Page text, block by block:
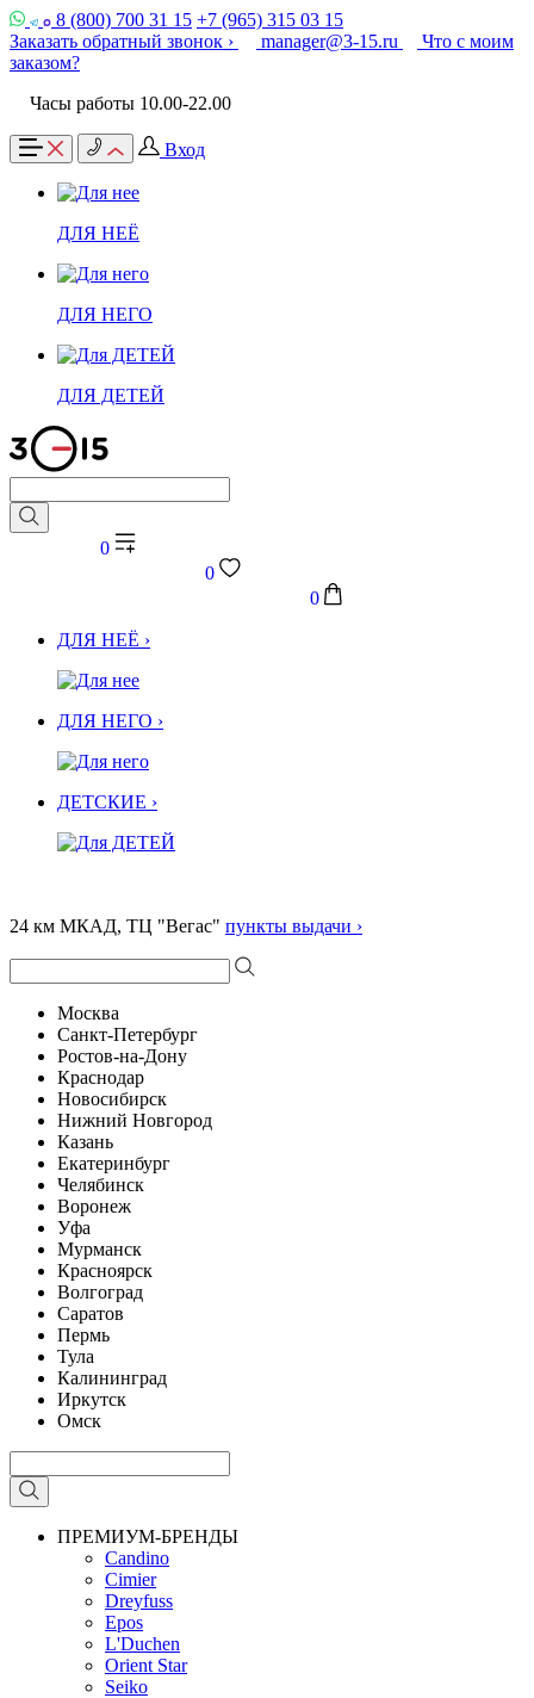
8 (800) 700 31 15 +7 (965) 315 03 15
Заказать обратный звонок ›
manager@3-15.ru
Что с моим
заказом?
Часы работы 10.00-22.00
Вход
ДЛЯ НЕЁ
ДЛЯ НЕГО
ДЛЯ ДЕТЕЙ
0
0
0
ДЛЯ НЕЁ ›
ДЛЯ НЕГО ›
ДЕТСКИЕ ›
24 км МКАД, ТЦ "Вегас" пункты выдачи ›
Москва
Санкт-Петербург
Ростов-на-Дону
Краснодар
Новосибирск
Нижний Новгород
Казань
Екатеринбург
Челябинск
Воронеж
Уфа
Мурманск
Красноярск
Волгоград
Саратов
Пермь
Тула
Калининград
Иркутск
Омск
ПРЕМИУМ-БРЕНДЫ
Candino
Cimier
Dreyfuss
Epos
L'Duchen
Orient Star
Seiko